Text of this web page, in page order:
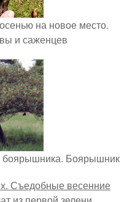
на новое место.
и саженцев
боярышника. Боярышник